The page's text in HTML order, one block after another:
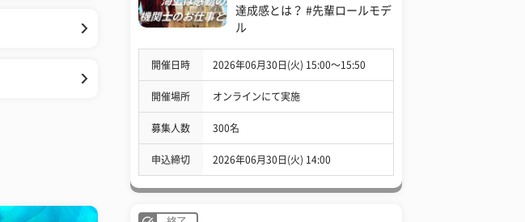
達成感とは？ #先輩ロールモデ
ル
開催日時 2026年06月30日(火) 15:00〜15:50
開催場所 オンラインにて実施
募集人数 300名
申込締切 2026年06月30日(火) 14:00